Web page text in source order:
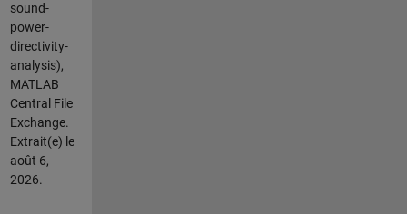
sound-
power-
directivity-
analysis),
MATLAB
Central File
Exchange.
Extrait(e) le
août 6,
2026.